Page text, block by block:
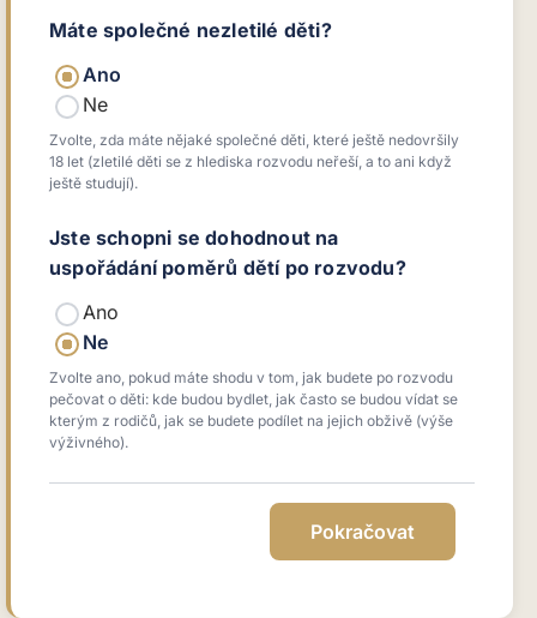
Máte společné nezletilé děti?
Ano
Ne
Zvolte, zda máte nějaké společné děti, které ještě nedovršily
18 let (zletilé děti se z hlediska rozvodu neřeší, a to ani když
ještě studují).
Jste schopni se dohodnout na
uspořádání poměrů dětí po rozvodu?
Ano
Ne
Zvolte ano, pokud máte shodu v tom, jak budete po rozvodu
pečovat o děti: kde budou bydlet, jak často se budou vídat se
kterým z rodičů, jak se budete podílet na jejich obživě (výše
výživného).